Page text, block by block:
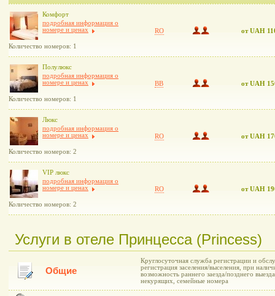
Комфорт
подробная информация о
номере и ценах
Количество номеров: 1
RO от UAH
Полулюкс
подробная информация о
номере и ценах
Количество номеров: 1
BB от UAH
Люкс
подробная информация о
номере и ценах
Количество номеров: 2
RO от UAH
VIP люкс
подробная информация о
номере и ценах
Количество номеров: 2
RO от UAH
Услуги в отеле Принцесса (Рrincess)
Общие
Круглосуточная служба регистрации и
регистрация заселения/выселения, при
возможность раннего заезда/позднего
некурящих, семейные номера